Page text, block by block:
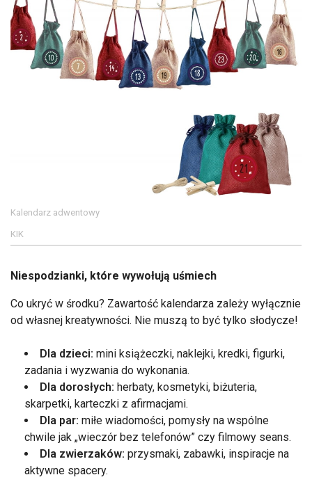
Kalendarz adwentowy
KIK
Niespodzianki, które wywołują uśmiech
Co ukryć w środku? Zawartość kalendarza zależy wyłącznie
od własnej kreatywności. Nie muszą to być tylko słodycze!
Dla dzieci: mini książeczki, naklejki, kredki, figurki,
zadania i wyzwania do wykonania.
Dla dorosłych: herbaty, kosmetyki, biżuteria,
skarpetki, karteczki z afirmacjami.
Dla par: miłe wiadomości, pomysły na wspólne
chwile jak „wieczór bez telefonów” czy filmowy seans.
Dla zwierzaków: przysmaki, zabawki, inspiracje na
aktywne spacery.